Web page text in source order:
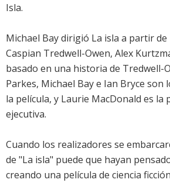
Isla.
Michael Bay dirigió La isla a partir
Caspian Tredwell-Owen, Alex
basado en una historia de Tredwell-
Parkes, Michael Bay e Ian Bryce son
la película, y Laurie MacDonald es la
ejecutiva.
Cuando los realizadores se
de "La isla" puede que hayan
creando una película de ciencia